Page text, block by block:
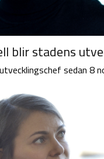
blir stadens
sedan 8